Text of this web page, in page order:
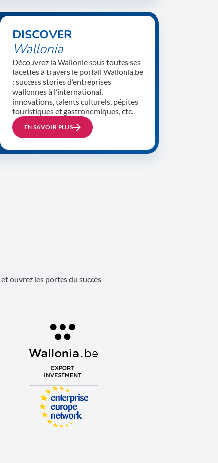
DISCOVER
Wallonia
Découvrez la Wallonie sous toutes ses
facettes à travers le portail Wallonia.be
: success stories d’entreprises
wallonnes à l’international,
innovations, talents culturels, pépites
touristiques et gastronomiques, etc.
EN SAVOIR PLUS
ouvrez les portes du succès